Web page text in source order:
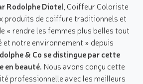
Rodolphe Diotel , Coiffeur Coloriste
produits de coiffure traditionnels et
« rendre les femmes plus belles tout
et notre environnement » depuis
& Co se distingue par cette
en beauté. Nous avons conçu cette
professionnelle avec les meilleurs